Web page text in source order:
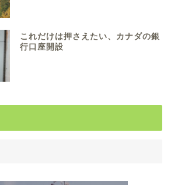
これだけは押さえたい、カナダの銀
行口座開設